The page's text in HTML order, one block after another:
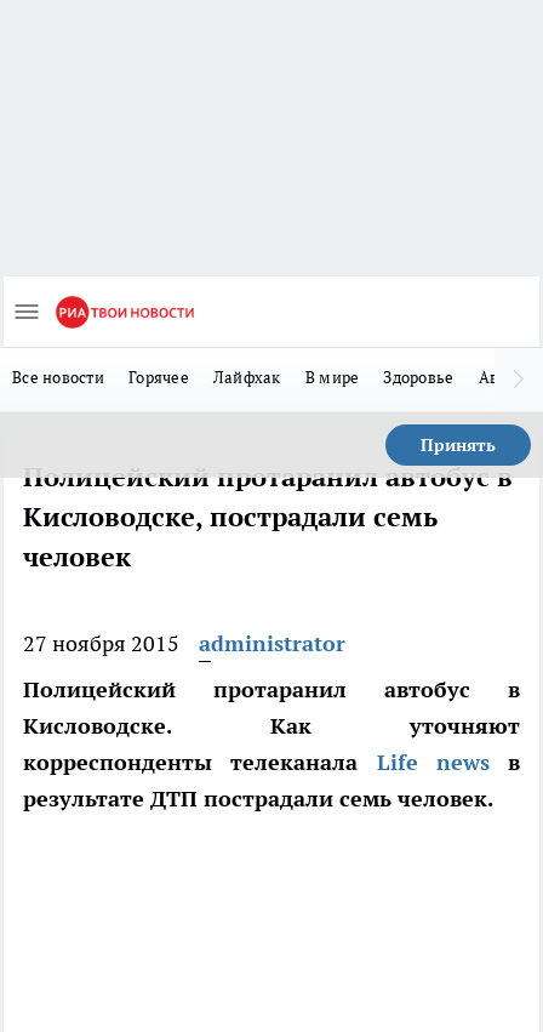
Все новости Горячее Лайфхак В мире Здоровье Авто
Принять
Полицейский протаранил автобус в
Кисловодске, пострадали семь
человек
27 ноября 2015
administrator
Полицейский протаранил автобус в
Кисловодске. Как уточняют
корреспонденты телеканала Life newsв
результате ДТП пострадали семь человек.